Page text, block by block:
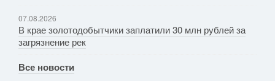
07.08.2026
В крае золотодобытчики заплатили 30 млн рублей за
загрязнение рек
Все новости